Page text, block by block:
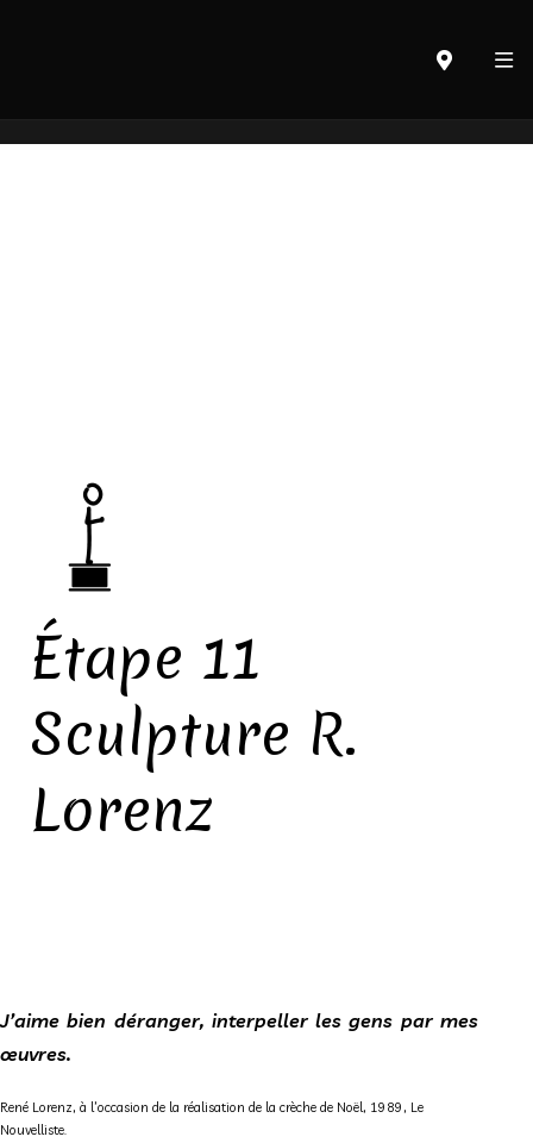
Étape 11
Sculpture R.
Lorenz
J’aime bien déranger, interpeller les gens par mes
œuvres.
René Lorenz, à l’occasion de la réalisation de la crèche de Noël, 1989, Le
Nouvelliste.